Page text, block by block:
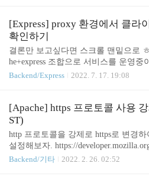
개의 연결을 처리한다. 아파치 설치..
s() 함수가 지원되지 않는다. apache-
따라 지원 여부가 갈린다. + 이것도 좀
식 문서에서도 어떤 페이지는 모듈 연
없이 모두 된다고 하고 또다른 페이지
고 나온다. + 정확한 것은 php_info()를
원되는 환경 변수들을 체크해보면 알
[Express] proxy 환경에서 클라
확인하기
결론만 보고싶다면 스크롤 맨밑으로
he+express 조합으로 서비스를 운영중
quest를 보냈을 때 express project까지
press의 관점에서는 앞단에서 아파치
주고 뭐고 그런건 관심없고 apache가
est를 보내는 것으로 인식된다. 따라서
포트 번호만 바꿔서 보내는 것으로 작
ip가 127.0.0.1로 찍히는 것이다. req.ip
p는 어떻게 구현되어 있을까? expressjs
Backend/Express 2022. 7. 17. 19:08
[Apache] https 프로토콜 사용
ST)
http 프로토콜을 강제로 https로 변경
설정해보자. https://
HTTP/Headers/Strict-Transport-Security
Backend/기타 2022. 2. 26. 02:52